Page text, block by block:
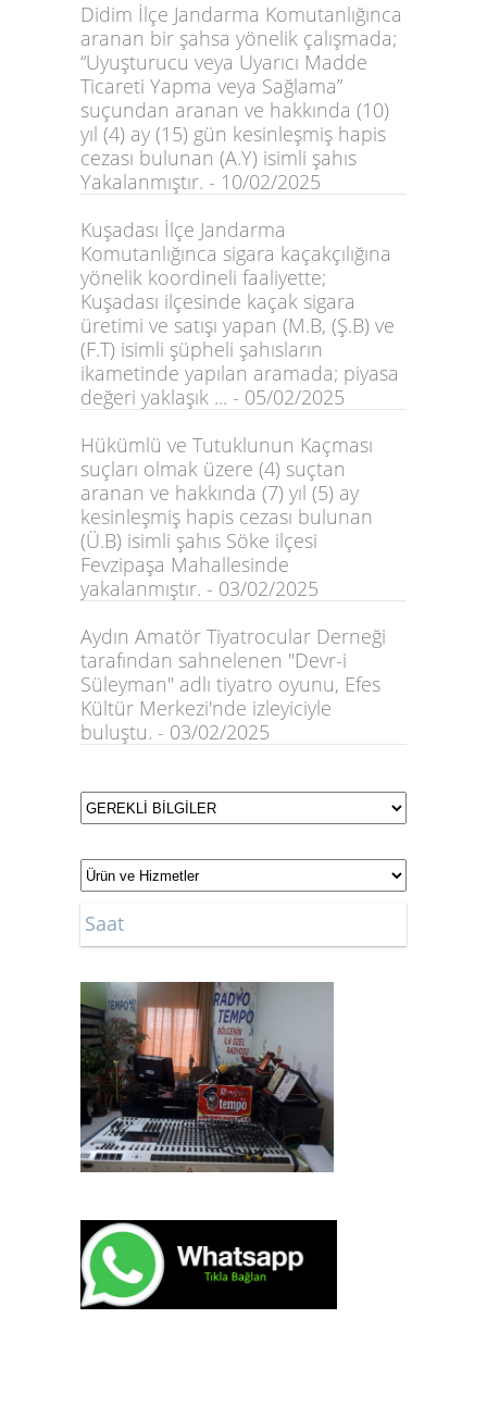
Didim İlçe Jandarma Komutanlığınca
aranan bir şahsa yönelik çalışmada;
“Uyuşturucu veya Uyarıcı Madde
Ticareti Yapma veya Sağlama”
suçundan aranan ve hakkında (10)
yıl (4) ay (15) gün kesinleşmiş hapis
cezası bulunan (A.Y) isimli şahıs
Yakalanmıştır. - 10/02/2025
Kuşadası İlçe Jandarma
Komutanlığınca sigara kaçakçılığına
yönelik koordineli faaliyette;
Kuşadası ilçesinde kaçak sigara
üretimi ve satışı yapan (M.B, (Ş.B) ve
(F.T) isimli şüpheli şahısların
ikametinde yapılan aramada; piyasa
değeri yaklaşık ... - 05/02/2025
Hükümlü ve Tutuklunun Kaçması
suçları olmak üzere (4) suçtan
aranan ve hakkında (7) yıl (5) ay
kesinleşmiş hapis cezası bulunan
(Ü.B) isimli şahıs Söke ilçesi
Fevzipaşa Mahallesinde
yakalanmıştır. - 03/02/2025
Aydın Amatör Tiyatrocular Derneği
tarafından sahnelenen "Devr-i
Süleyman" adlı tiyatro oyunu, Efes
Kültür Merkezi'nde izleyiciyle
buluştu. - 03/02/2025
Saat